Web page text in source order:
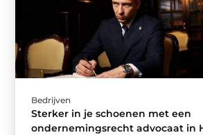
Bedrijven
Sterker in je schoenen met een
ondernemingsrecht advocaat in